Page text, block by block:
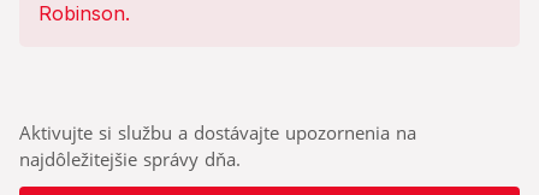
Aktivujte si službu a dostávajte upozornenia na
najdôležitejšie správy dňa.